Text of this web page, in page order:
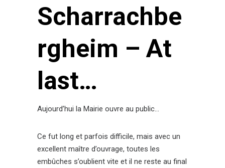
Scharrachbe
rgheim – At
last…
Aujourd’hui la Mairie ouvre au public…
Ce fut long et parfois difficile, mais avec un
excellent maître d’ouvrage, toutes les
embûches s’oublient vite et il ne reste au final